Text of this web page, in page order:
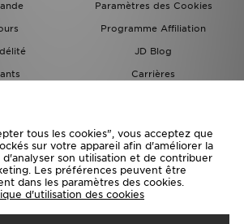
Paramètres des Cookies
Programme Affiliation
JD Blog
Carrières
Livraison Vers
tous les cookies", vous acceptez que
sur votre appareil afin d'améliorer la
d'analyser son utilisation et de contribuer
Les préférences peuvent être
dans les paramètres des cookies.
d'utilisation des cookies